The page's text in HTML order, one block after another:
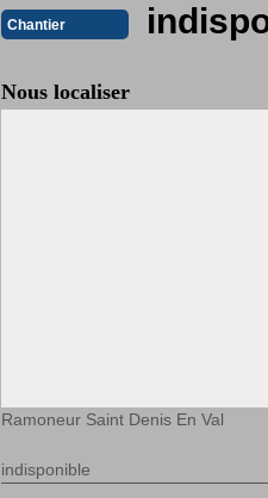
Chantier
Nous localiser
Ramoneur Saint Denis En Val
indisponible